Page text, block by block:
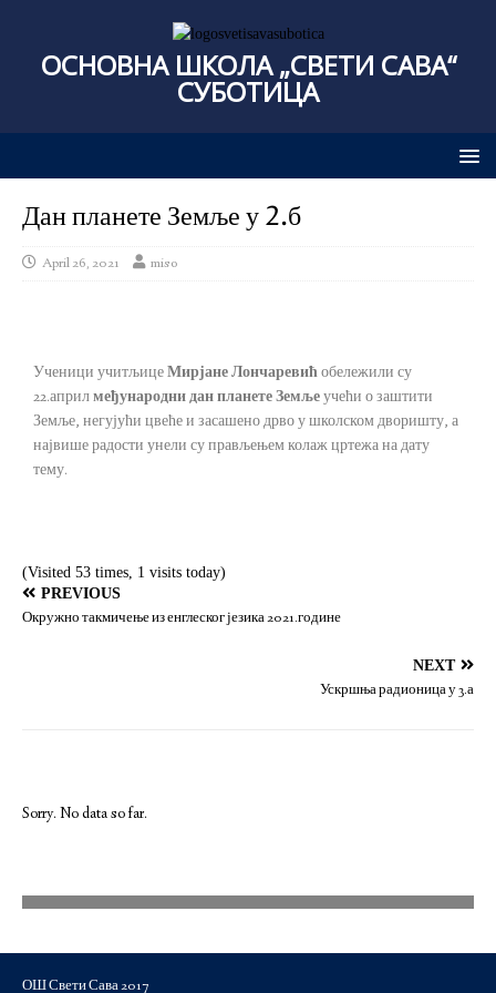
ОСНОВНА ШКОЛА „СВЕТИ САВА“
СУБОТИЦА
Дан планете Земље у 2.б
April 26, 2021 miso
Ученици учитљицеМирјане Лончаревићобележили су
22.априлмеђународни дан планете Земљеучећи о заштити
Земље, негујући цвеће и засашено дрво у школском дворишту, а
највише радости унели су прављењем колаж цртежа на дату
тему.
(Visited 53 times, 1 visits today)
PREVIOUS
Окружно такмичење из енглеског језика 2021.године
NEXT
Ускршња радионица у 3.а
Sorry. No data so far.
ОШ Свети Сава 2017